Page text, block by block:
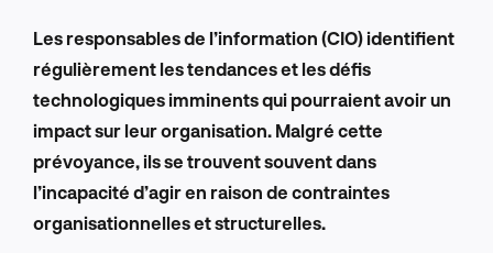
Les responsables de l’information (CIO) identifient
régulièrement les tendances et les défis
technologiques imminents qui pourraient avoir un
impact sur leur organisation. Malgré cette
prévoyance, ils se trouvent souvent dans
l’incapacité d’agir en raison de contraintes
organisationnelles et structurelles.